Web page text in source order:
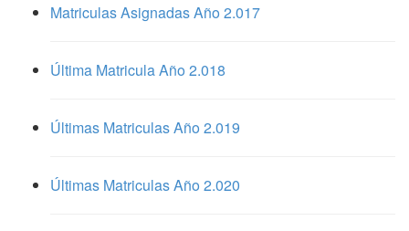
Matriculas Asignadas Año 2.017
Última Matricula Año 2.018
Últimas Matriculas Año 2.019
Últimas Matriculas Año 2.020